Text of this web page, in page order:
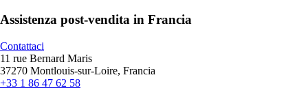
Assistenza post-vendita in Francia
Contattaci
11 rue Bernard Maris
37270 Montlouis-sur-Loire, Francia
+33 1 86 47 62 58